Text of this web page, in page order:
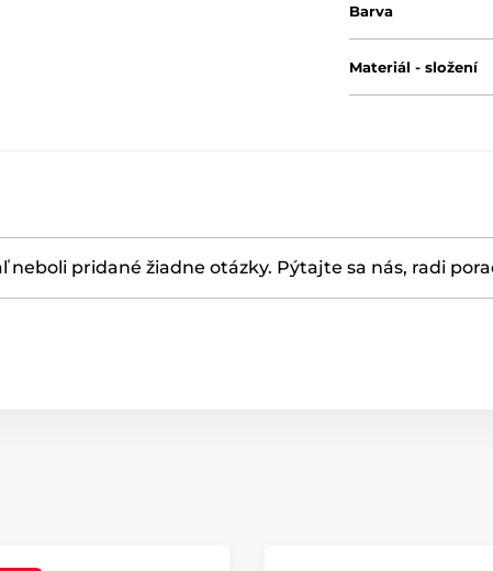
Barva
Materiál - složení
neboli pridané žiadne otázky. Pýtajte sa nás, radi